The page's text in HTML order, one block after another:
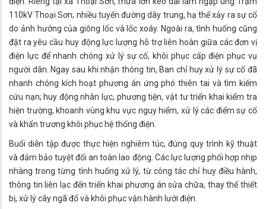
110kV Thoại Sơn; nhiều tuyến đường dây trung, hạ thế xảy ra sự cố
do ảnh hưởng của giông lốc và lốc xoáy. Ngoài ra, tình huống cũng
đặt ra yêu cầu huy động lực lượng hỗ trợ liên hoàn giữa các đơn vị
điện lực để nhanh chóng xử lý sự cố, khôi phục cấp điện phục vụ
người dân. Ngay sau khi nhận thông tin, Ban chỉ huy xử lý sự cố đã
nhanh chóng kích hoạt phương án ứng phó thiên tai và tìm kiếm
cứu nạn; huy động nhân lực, phương tiện, vật tư triển khai kiểm tra
hiện trường, khoanh vùng khu vực nguy hiểm, xử lý các điểm sự cố
và khẩn trương khôi phục hệ thống điện.
Buổi diễn tập được thực hiện nghiêm túc, đúng quy trình kỹ thuật
và đảm bảo tuyệt đối an toàn lao động. Các lực lượng phối hợp nhịp
nhàng trong từng tình huống xử lý, từ công tác chỉ huy điều hành,
thông tin liên lạc đến triển khai phương án sửa chữa, thay thế thiết
bị, xử lý cây ngã đổ và khôi phục vận hành lưới điện.